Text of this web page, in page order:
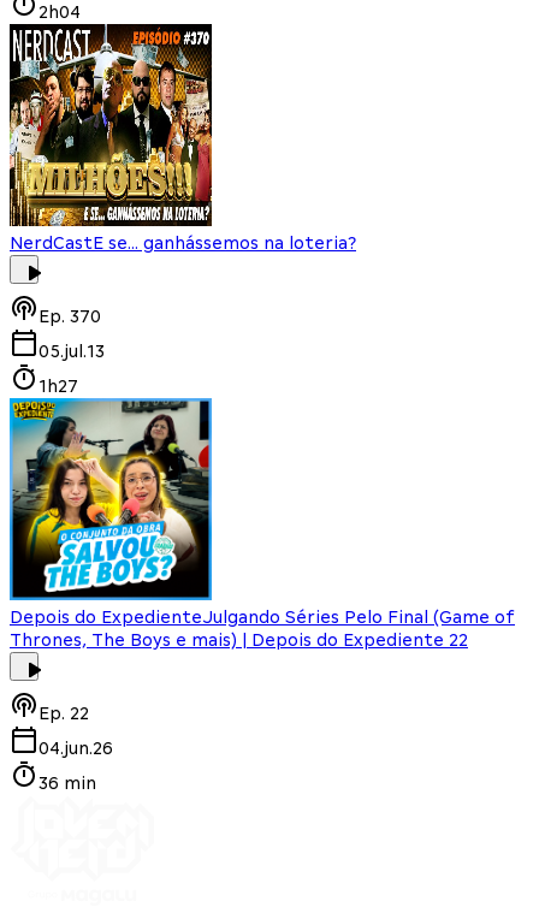
2h04
NerdCastE se... ganhássemos na loteria?
Ep. 370
05.jul.13
1h27
Depois do ExpedienteJulgando Séries Pelo Final (Game of
Thrones, The Boys e mais) | Depois do Expediente 22
Ep. 22
04.jun.26
36 min